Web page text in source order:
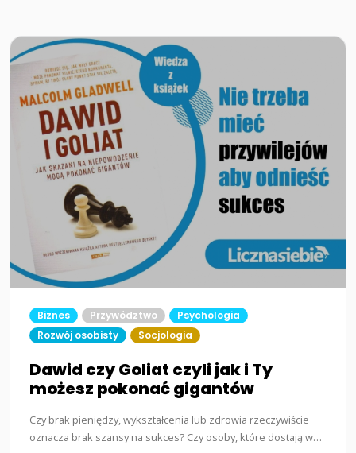
Biznes Przywództwo
Psychologia
Rozwój osobisty
Socjologia
Dawid czy Goliat czyli jak i Ty
możesz pokonać gigantów
Czy brak pieniędzy, wykształcenia lub zdrowia rzeczywiście
oznacza brak szansy na sukces? Czy osoby, które dostają w